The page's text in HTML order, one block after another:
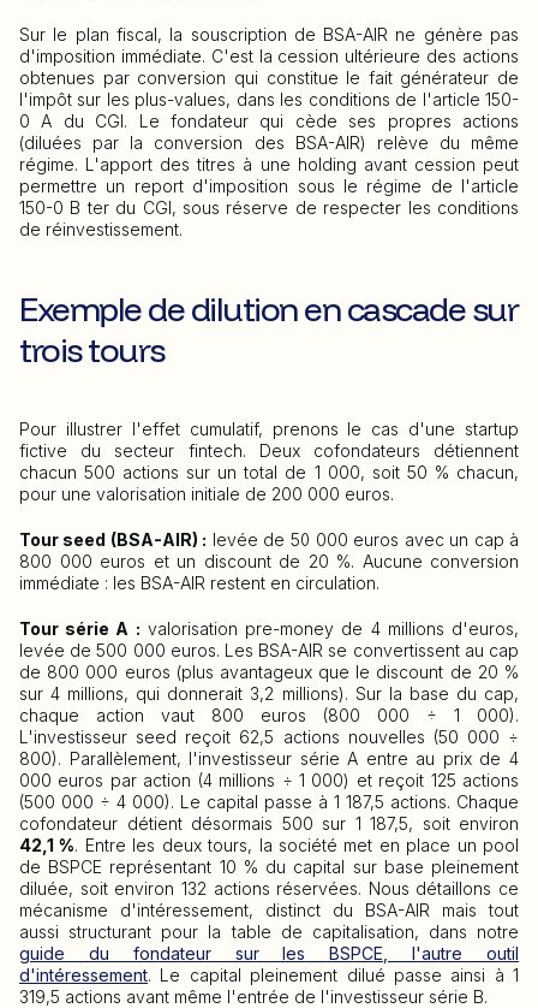
Sur le plan fiscal, la souscription de BSA-AIR ne génère pas
d'imposition immédiate. C'est la cession ultérieure des actions
obtenues par conversion qui constitue le fait générateur de
l'impôt sur les plus-values, dans les conditions de l'article 150-
0 A du CGI. Le fondateur qui cède ses propres actions
(diluées par la conversion des BSA-AIR) relève du même
régime. L'apport des titres à une holding avant cession peut
permettre un report d'imposition sous le régime de l'article
150-0 B ter du CGI, sous réserve de respecter les conditions
de réinvestissement.
Exemple de dilution en cascade sur
trois tours
Pour illustrer l'effet cumulatif, prenons le cas d'une startup
fictive du secteur fintech. Deux cofondateurs détiennent
chacun 500 actions sur un total de 1 000, soit 50 % chacun,
pour une valorisation initiale de 200 000 euros.
Tour seed (BSA-AIR) : levée de 50 000 euros avec un cap à
800 000 euros et un discount de 20 %. Aucune conversion
immédiate : les BSA-AIR restent en circulation.
Tour série A : valorisation pre-money de 4 millions d'euros,
levée de 500 000 euros. Les BSA-AIR se convertissent au cap
de 800 000 euros (plus avantageux que le discount de 20 %
sur 4 millions, qui donnerait 3,2 millions). Sur la base du cap,
chaque action vaut 800 euros (800 000 ÷ 1 000).
L'investisseur seed reçoit 62,5 actions nouvelles (50 000 ÷
800). Parallèlement, l'investisseur série A entre au prix de 4
000 euros par action (4 millions ÷ 1 000) et reçoit 125 actions
(500 000 ÷ 4 000). Le capital passe à 1 187,5 actions. Chaque
cofondateur détient désormais 500 sur 1 187,5, soit environ
42,1 %. Entre les deux tours, la société met en place un pool
de BSPCE représentant 10 % du capital sur base pleinement
diluée, soit environ 132 actions réservées. Nous détaillons ce
mécanisme d'intéressement, distinct du BSA-AIR mais tout
aussi structurant pour la table de capitalisation, dans notre
guide du fondateur sur les BSPCE, l'autre outil
d'intéressement. Le capital pleinement dilué passe ainsi à 1
319,5 actions avant même l'entrée de l'investisseur série B.